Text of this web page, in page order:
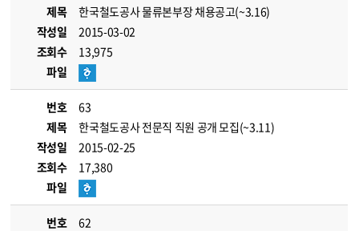
제목
한국철도공사 물류본부장 채용공고(~3.16)
작성일
2015-03-02
조회수
13,975
파일
번호
63
제목
한국철도공사 전문직 직원 공개 모집(~3.11)
작성일
2015-02-25
조회수
17,380
파일
번호
62